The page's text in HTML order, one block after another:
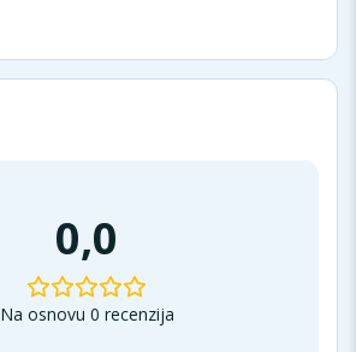
0,0
Na osnovu 0 recenzija